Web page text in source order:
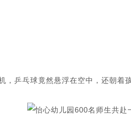
乒乓球竟然悬浮在空中，还朝着